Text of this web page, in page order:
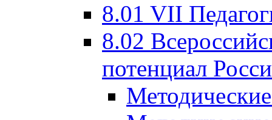
8.01 VII
8.02
потенциал